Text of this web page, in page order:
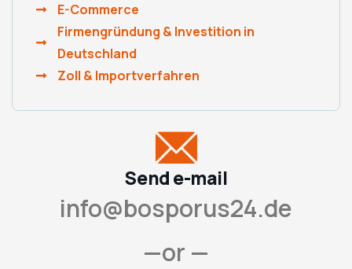
E-Commerce
Firmengründung & Investition in
Deutschland
Zoll & Importverfahren
Send e-mail
info@bosporus24.de
—or —